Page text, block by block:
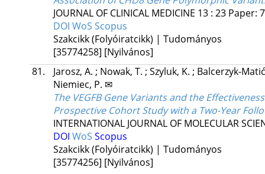
JOURNAL OF CLINICAL MEDICINE 13: 23 Paper:
DOI WoS Scopus
Szakcikk (Folyóiratcikk) | Tudományos
[35774258] [Nyilvános]
81.
Jarosz, A. ; Nowak, T. ; Szyluk, K. ; Balcerzyk-
Niemiec, P. ✉
The VEGFB Gene Variants and the
Prospective Cohort Study with a Two-Year
INTERNATIONAL JOURNAL OF MOLECULAR
DOI WoS Scopus
Szakcikk (Folyóiratcikk) | Tudományos
[35774256] [Nyilvános]